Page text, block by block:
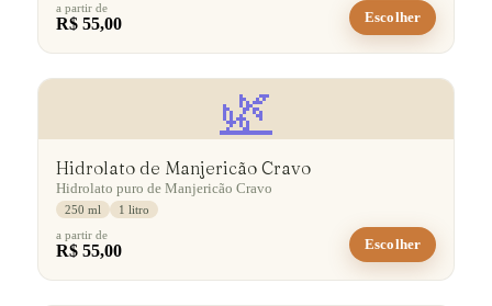
a partir de
R$ 55,00 Escolher
🌿
Hidrolato de Manjericão Cravo
Hidrolato puro de Manjericão Cravo
250 ml
1 litro
a partir de
R$ 55,00 Escolher